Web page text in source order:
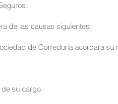
de las causas siguientes:
de Correduría acordara su
su cargo.